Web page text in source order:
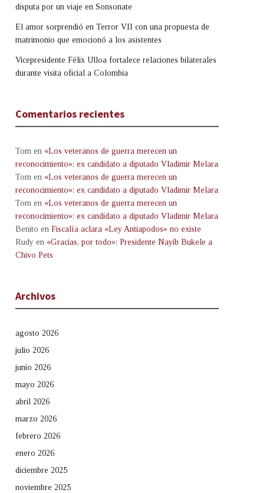
disputa por un viaje en Sonsonate
El amor sorprendió en Terror VII con una propuesta de
matrimonio que emocionó a los asistentes
Vicepresidente Félix Ulloa fortalece relaciones bilaterales
durante visita oficial a Colombia
Comentarios recientes
Tom en «Los veteranos de guerra merecen un
reconocimiento»: ex candidato a diputado Vladimir Melara
Tom en «Los veteranos de guerra merecen un
reconocimiento»: ex candidato a diputado Vladimir Melara
Tom en «Los veteranos de guerra merecen un
reconocimiento»: ex candidato a diputado Vladimir Melara
Benito en Fiscalía aclara «Ley Antiapodos» no existe
Rudy en «Gracias, por todo»: Presidente Nayib Bukele a
Chivo Pets
Archivos
agosto 2026
julio 2026
junio 2026
mayo 2026
abril 2026
marzo 2026
febrero 2026
enero 2026
diciembre 2025
noviembre 2025